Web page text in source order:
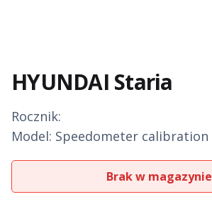
HYUNDAI Staria
Rocznik:
Model: Speedometer calibration
Brak w magazynie